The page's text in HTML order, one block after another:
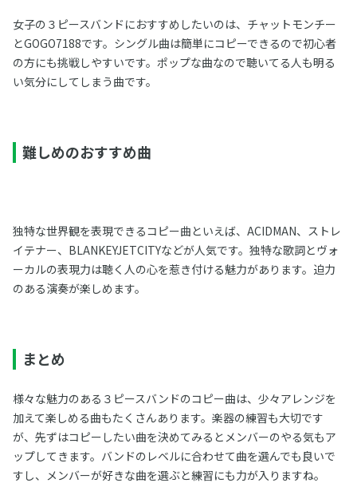
女子の３ピースバンドにおすすめしたいのは、チャットモンチー
とGOGO7188です。シングル曲は簡単にコピーできるので初心者
の方にも挑戦しやすいです。ポップな曲なので聴いてる人も明る
い気分にしてしまう曲です。
難しめのおすすめ曲
独特な世界観を表現できるコピー曲といえば、ACIDMAN、ストレ
イテナー、BLANKEYJETCITYなどが人気です。独特な歌詞とヴォ
ーカルの表現力は聴く人の心を惹き付ける魅力があります。迫力
のある演奏が楽しめます。
まとめ
様々な魅力のある３ピースバンドのコピー曲は、少々アレンジを
加えて楽しめる曲もたくさんあります。楽器の練習も大切です
が、先ずはコピーしたい曲を決めてみるとメンバーのやる気もア
ップしてきます。バンドのレベルに合わせて曲を選んでも良いで
すし、メンバーが好きな曲を選ぶと練習にも力が入りますね。